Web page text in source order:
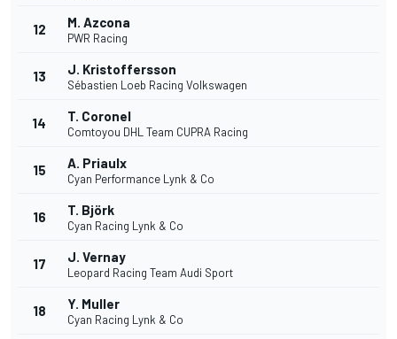
12 M. Azcona
PWR Racing
13 J. Kristoffersson
Sébastien Loeb Racing Volkswagen
14 T. Coronel
Comtoyou DHL Team CUPRA Racing
15 A. Priaulx
Cyan Performance Lynk & Co
16 T. Björk
Cyan Racing Lynk & Co
17 J. Vernay
Leopard Racing Team Audi Sport
18 Y. Muller
Cyan Racing Lynk & Co